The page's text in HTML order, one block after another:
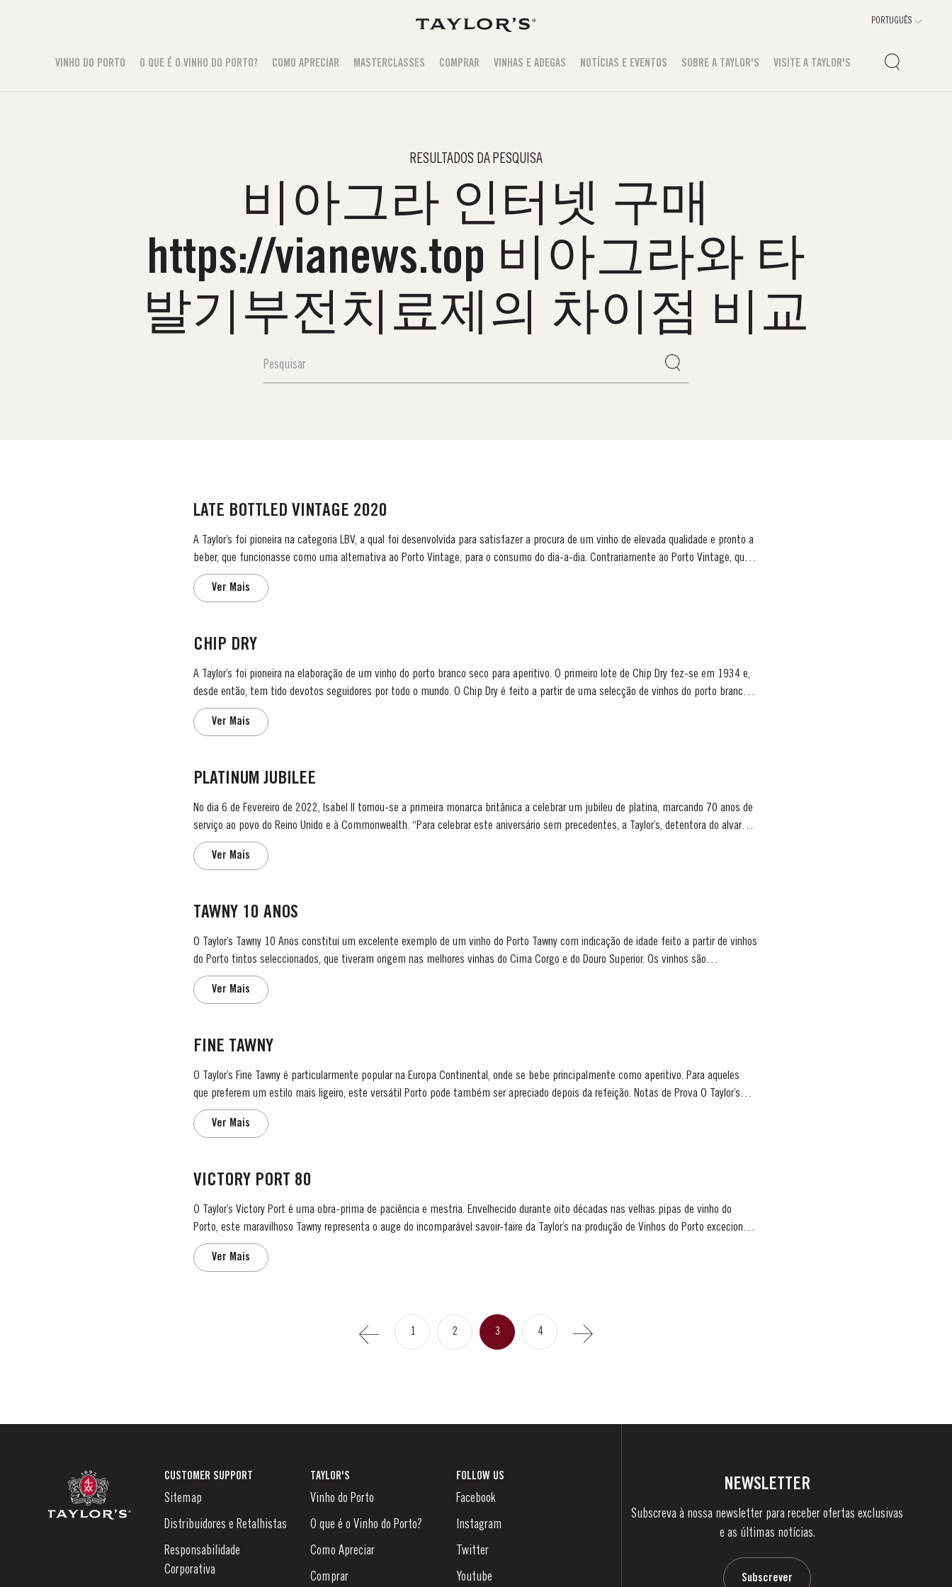
VINHO DO PORTO O QUE É O VINHO DO PORTO? COMO APRECIAR MASTERCLASSES COMPRAR VINHAS E ADEGAS NOTÍCIAS E EVENTOS SOBRE A TAYLOR'S VISITE A TAYLOR'S
RESULTADOS DA PESQUISA
비아그라 인터넷 구매
https://vianews.top 비아그라와 타
발기부전치료제의 차이점 비교
LATE BOTTLED VINTAGE 2020
A Taylor’s foi pioneira na categoria LBV, a qual foi desenvolvida para satisfazer a procura de um vinho de elevada qualidade e pronto a
beber, que funcionasse como uma alternativa ao Porto Vintage, para o consumo do dia-a-dia. Contrariamente ao Porto Vintage, que é
engarrafado após dois anos em madeira e que envelhece na...
Ver Mais
CHIP DRY
A Taylor’s foi pioneira na elaboração de um vinho do porto branco seco para aperitivo. O primeiro lote de Chip Dry fez-se em 1934 e,
desde então, tem tido devotos seguidores por todo o mundo. O Chip Dry é feito a partir de uma selecção de vinhos do porto brancos
secos, produzidos a...
Ver Mais
PLATINUM JUBILEE
No dia 6 de Fevereiro de 2022, Isabel II tornou-se a primeira monarca britânica a celebrar um jubileu de platina, marcando 70 anos de
serviço ao povo do Reino Unido e à Commonwealth. “Para celebrar este aniversário sem precedentes, a Taylor’s, detentora do alvará
real de fornecedor de Vinho do...
Ver Mais
TAWNY 10 ANOS
O Taylor’s Tawny 10 Anos constitui um excelente exemplo de um vinho do Porto Tawny com indicação de idade feito a partir de vinhos
do Porto tintos seleccionados, que tiveram origem nas melhores vinhas do Cima Corgo e do Douro Superior. Os vinhos são
envelhecidos em cascos de madeira de aproximadamente 630 litros de...
Ver Mais
FINE TAWNY
O Taylor’s Fine Tawny é particularmente popular na Europa Continental, onde se bebe principalmente como aperitivo. Para aqueles
que preferem um estilo mais ligeiro, este versátil Porto pode também ser apreciado depois da refeição. Notas de Prova O Taylor’s
Fine Tawny...
Ver Mais
VICTORY PORT 80
O Taylor’s Victory Port é uma obra-prima de paciência e mestria. Envelhecido durante oito décadas nas velhas pipas de vinho do
Porto, este maravilhoso Tawny representa o auge do incomparável savoir-faire da Taylor’s na produção de Vinhos do Porto excecionais.
Para criar este vinho...
Ver Mais
1 2 3 4
CUSTOMER SUPPORT
Sitemap
Distribuidores e Retalhistas
Responsabilidade
Corporativa
TAYLOR'S
Vinho do Porto
O que é o Vinho do Porto?
Como Apreciar
Comprar
FOLLOW US
Facebook
Instagram
Twitter
Youtube
NEWSLETTER
Subscreva à nossa newsletter para receber ofertas exclusivas
e as últimas notícias.
Subscrever